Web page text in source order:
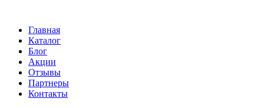
Главная
Каталог
Блог
Акции
Отзывы
Партнеры
Контакты